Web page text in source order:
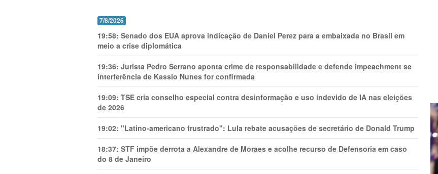
7/8/2026
19:58: Senado dos EUA aprova indicação de Daniel Perez para a embaixada no Brasil em
meio a crise diplomática
19:36: Jurista Pedro Serrano aponta crime de responsabilidade e defende impeachment se
interferência de Kassio Nunes for confirmada
19:09: TSE cria conselho especial contra desinformação e uso indevido de IA nas eleições
de 2026
19:02: "Latino-americano frustrado": Lula rebate acusações de secretário de Donald Trump
18:37: STF impõe derrota a Alexandre de Moraes e acolhe recurso de Defensoria em caso
do 8 de Janeiro